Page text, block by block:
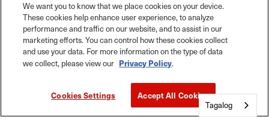
Tagalog
We want you to know that we place cookies on your device.
These cookies help enhance user experience, to analyze
performance and traffic on our website, and to assist in our
marketing efforts. You can control how these cookies collect
and use your data. For more information on the type of data
we collect, please view our Privacy Policy.
Cookies Settings Accept All Cookies